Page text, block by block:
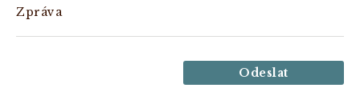
Zpráva
Odeslat